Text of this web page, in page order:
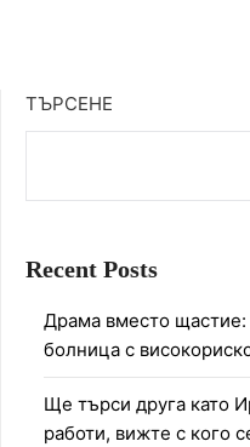
ТЪРСЕНЕ
Recent Posts
Драма вместо щастие:
болница с
Ще търси друга като
работи, вижте с кого